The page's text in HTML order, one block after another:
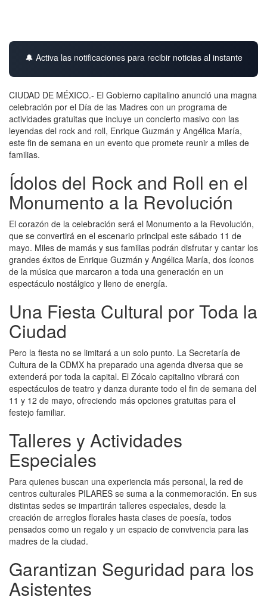
🔔 Activa las notificaciones para recibir noticias al instante
CIUDAD DE MÉXICO.- El Gobierno capitalino anunció una magna
celebración por el Día de las Madres con un programa de
actividades gratuitas que incluye un concierto masivo con las
leyendas del rock and roll, Enrique Guzmán y Angélica María,
este fin de semana en un evento que promete reunir a miles de
familias.
Ídolos del Rock and Roll en el
Monumento a la Revolución
El corazón de la celebración será el Monumento a la Revolución,
que se convertirá en el escenario principal este sábado 11 de
mayo. Miles de mamás y sus familias podrán disfrutar y cantar los
grandes éxitos de Enrique Guzmán y Angélica María, dos íconos
de la música que marcaron a toda una generación en un
espectáculo nostálgico y lleno de energía.
Una Fiesta Cultural por Toda la
Ciudad
Pero la fiesta no se limitará a un solo punto. La Secretaría de
Cultura de la CDMX ha preparado una agenda diversa que se
extenderá por toda la capital. El Zócalo capitalino vibrará con
espectáculos de teatro y danza durante todo el fin de semana del
11 y 12 de mayo, ofreciendo más opciones gratuitas para el
festejo familiar.
Talleres y Actividades
Especiales
Para quienes buscan una experiencia más personal, la red de
centros culturales PILARES se suma a la conmemoración. En sus
distintas sedes se impartirán talleres especiales, desde la
creación de arreglos florales hasta clases de poesía, todos
pensados como un regalo y un espacio de convivencia para las
madres de la ciudad.
Garantizan Seguridad para los
Asistentes